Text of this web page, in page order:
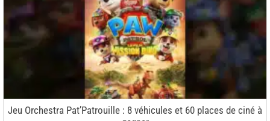
Jeu Orchestra Pat’Patrouille : 8 véhicules et 60 places de ciné à